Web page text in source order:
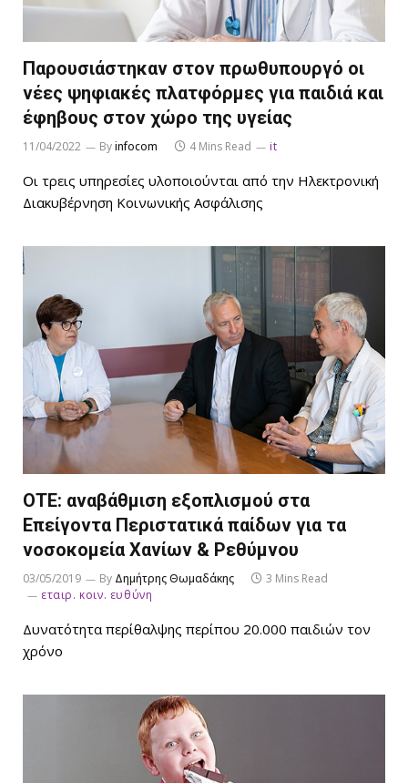
Παρουσιάστηκαν στον πρωθυπουργό οι
νέες ψηφιακές πλατφόρμες για παιδιά και
έφηβους στον χώρο της υγείας
11/04/2022 Byinfocom 4 Mins Read it
Οι τρεις υπηρεσίες υλοποιούνται από την Ηλεκτρονική
Διακυβέρνηση Κοινωνικής Ασφάλισης
ΟΤΕ: αναβάθμιση εξοπλισμού στα
Επείγοντα Περιστατικά παίδων για τα
νοσοκομεία Χανίων & Ρεθύμνου
03/05/2019 By Δημήτρης Θωμαδάκης
3 Mins Read
εταιρ. κοιν. ευθύνη
Δυνατότητα περίθαλψης περίπου 20.000 παιδιών τον
χρόνο